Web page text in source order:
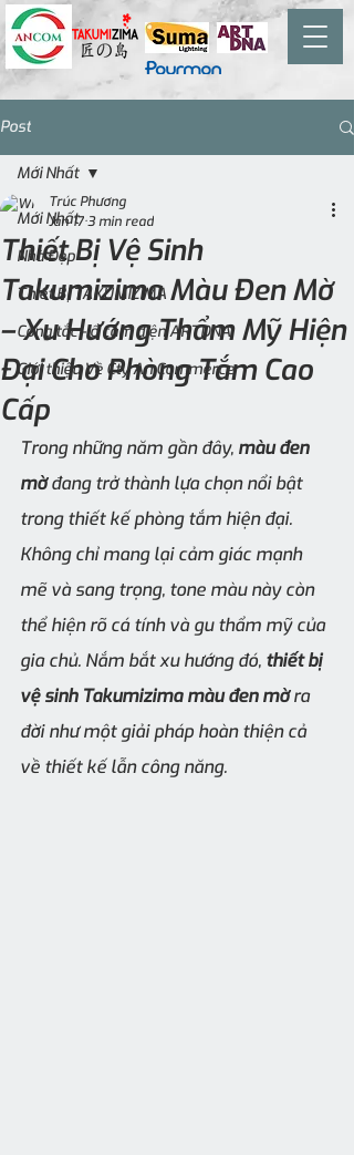
Post
Mới Nhất
Nhà Đẹp
Thiết Bị TAKUMIZIMA
Công tắc - ổ cắm điện ARTDNA
Giới thiệu Về Cty An Commerce
Mới Nhất
Thiết Bị Vệ Sinh
Takumizima Màu Đen Mờ
– Xu Hướng Thẩm Mỹ Hiện
Đại Cho Phòng Tắm Cao
Cấp
Trúc Phương
Jan 173 min read
Trong những năm gần đây, màu đen
mờ đang trở thành lựa chọn nổi bật
trong thiết kế phòng tắm hiện đại.
Không chỉ mang lại cảm giác mạnh
mẽ và sang trọng, tone màu này còn
thể hiện rõ cá tính và gu thẩm mỹ của
gia chủ. Nắm bắt xu hướng đó, thiết bị
vệ sinh Takumizima màu đen mờ ra
đời như một giải pháp hoàn thiện cả
về thiết kế lẫn công năng.